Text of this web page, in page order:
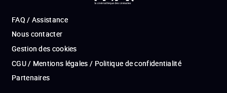
FAQ / Assistance
Nous contacter
Gestion des cookies
CGU / Mentions légales / Politique de confidentialité
Partenaires